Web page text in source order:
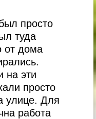
просто
туда
от дома
на эти
просто
улице. Для
работа